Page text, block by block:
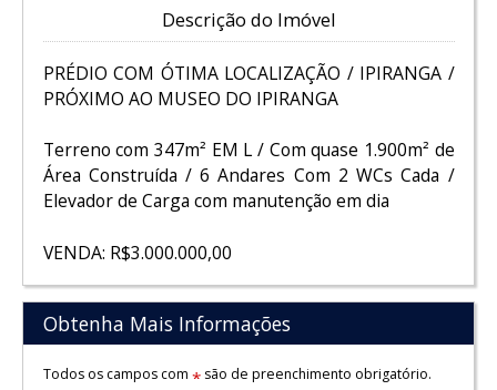
Descrição do Imóvel
PRÉDIO COM ÓTIMA LOCALIZAÇÃO / IPIRANGA /
PRÓXIMO AO MUSEO DO IPIRANGA
Terreno com 347m² EM L / Com quase 1.900m² de
Área Construída / 6 Andares Com 2 WCs Cada /
Elevador de Carga com manutenção em dia
VENDA: R$3.000.000,00
Obtenha Mais Informações
Todos os campos com *são de preenchimento obrigatório.